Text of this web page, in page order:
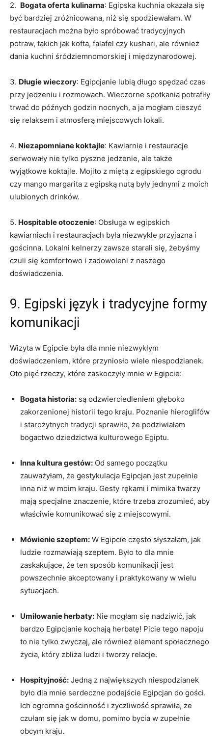
2. ‍ Bogata oferta kulinarna: Egipska kuchnia okazała‍ się
być bardziej zróżnicowana, niż się spodziewałam. W
restauracjach można było spróbować ‍tradycyjnych
potraw,​ takich jak ‌kofta, falafel czy kushari, ale również
dania ⁣kuchni śródziemnomorskiej ⁣i międzynarodowej.
3. Długie wieczory: Egipcjanie lubią długo spędzać czas
przy jedzeniu i rozmowach. ‍Wieczorne spotkania ⁣potrafiły
trwać do ‌późnych godzin nocnych, a ja mogłam cieszyć
się‍ relaksem i atmosferą miejscowych lokali.
4. Niezapomniane koktajle: Kawiarnie i⁤ restauracje
serwowały nie tylko pyszne jedzenie,⁤ ale także
wyjątkowe koktajle. Mojito z miętą ⁣z egipskiego​ ogrodu
czy mango margarita z egipską nutą były jednymi z⁢ moich
ulubionych drinków.
5. Hospitable ⁣otoczenie: Obsługa w egipskich ​
kawiarniach ‌i restauracjach była niezwykle przyjazna i
gościnna. Lokalni kelnerzy ⁤zawsze ⁣starali się, żebyśmy​
czuli się komfortowo i zadowoleni z naszego⁢
doświadczenia.
9. Egipski język i tradycyjne formy
komunikacji
Wizyta w ‌Egipcie była dla mnie niezwykłym
doświadczeniem, które przyniosło wiele⁣ niespodzianek.
Oto pięć rzeczy, które ⁢zaskoczyły mnie w Egipcie:
Bogata historia: są odzwierciedleniem‍ głęboko
zakorzenionej historii tego ​kraju. Poznanie hieroglifów
i starożytnych tradycji sprawiło, że⁤ podziwiałam
bogactwo dziedzictwa kulturowego Egiptu.
Inna⁣ kultura gestów: Od samego początku
zauważyłam, że gestykulacja Egipcjan jest‍ zupełnie
inna niż w moim kraju. Gesty rękami i mimika twarzy
mają specjalne znaczenie, które trzeba zrozumieć, aby
właściwie komunikować się z miejscowymi.
Mówienie szeptem: W Egipcie często słyszałam, jak
ludzie rozmawiają ⁤szeptem. Było to ⁤dla mnie
‍zaskakujące, że‍ ten⁣ sposób komunikacji jest
powszechnie akceptowany i praktykowany ‌w wielu
sytuacjach.
Umiłowanie⁣ herbaty: Nie mogłam się nadziwić, jak
bardzo Egipcjanie kochają ⁢herbatę! Picie tego napoju
to nie tylko zwyczaj, ale również element⁢ społecznego
życia, który zbliża ludzi i tworzy relacje.
Hospityjność: ‍Jedną‍ z największych niespodzianek
było dla mnie serdeczne podejście Egipcjan do gości.
Ich ogromna⁣ gościnność i ‍życzliwość sprawiła,⁤ że
czułam się jak w ‌domu, pomimo bycia w zupełnie
obcym kraju.